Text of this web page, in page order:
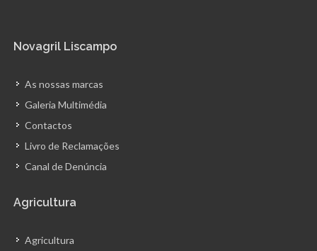
Novagril Liscampo
As nossas marcas
Galeria Multimédia
Contactos
Livro de Reclamações
Canal de Denúncia
Agricultura
Agricultura